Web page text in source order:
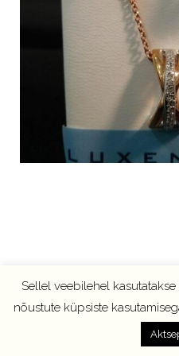
Sellel veebilehel
nõustute küpsiste